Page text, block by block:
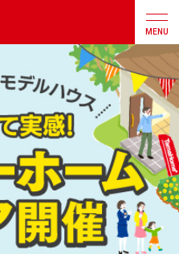
お問合せ
MENU